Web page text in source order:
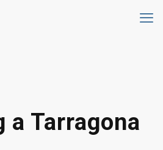
a Tarragona